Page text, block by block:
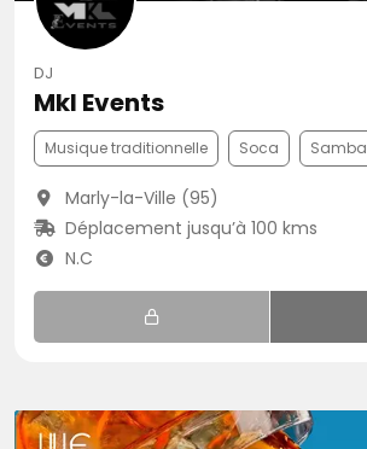
DJ
Mkl Events
Musique traditionnelle Soca Samba
Marly-la-Ville (95)
Déplacement jusqu’à 100 kms
N.C